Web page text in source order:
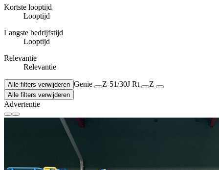
Kortste looptijd
Looptijd
Langste bedrijfstijd
Looptijd
Relevantie
Relevantie
Alle filters verwijderen Genie Z-51/30J Rt Z
Alle filters verwijderen
Advertentie